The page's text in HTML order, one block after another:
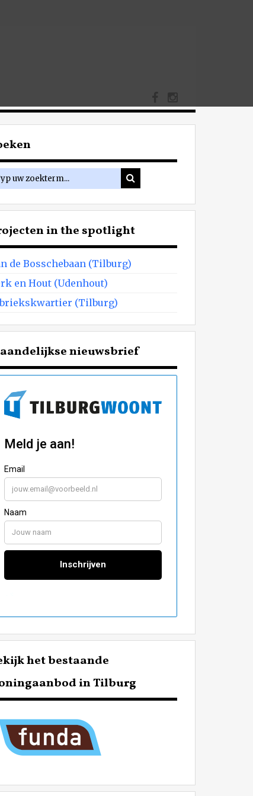
in the spotlight
de Bosschebaan (Tilburg)
en Hout (Udenhout)
(Tilburg)
nieuwsbrief
het bestaande
in Tilburg